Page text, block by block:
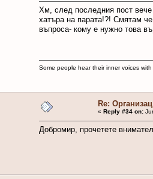
Хм, след последния пост
хатъра на парата!?! Смятам
въпроса- кому е нужно това
Some people hear their inner voices
Re:
« Reply #34 on:
Добромир, прочетете